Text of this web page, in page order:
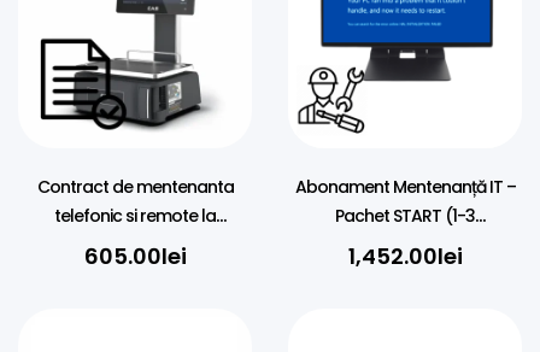
Contract de mentenanta
telefonic si remote la
cantarele cu eticheta – 1 AN
605.00lei
Abonament Mentenanță IT –
Pachet START (1-3
Echipamente) – 1 AN
1,452.00lei